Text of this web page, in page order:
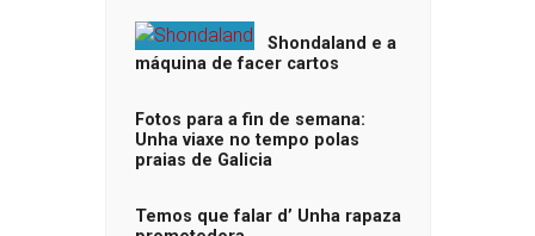
Shondaland e a
máquina de facer cartos
Fotos para a fin de semana:
Unha viaxe no tempo polas
praias de Galicia
Temos que falar d’ Unha rapaza